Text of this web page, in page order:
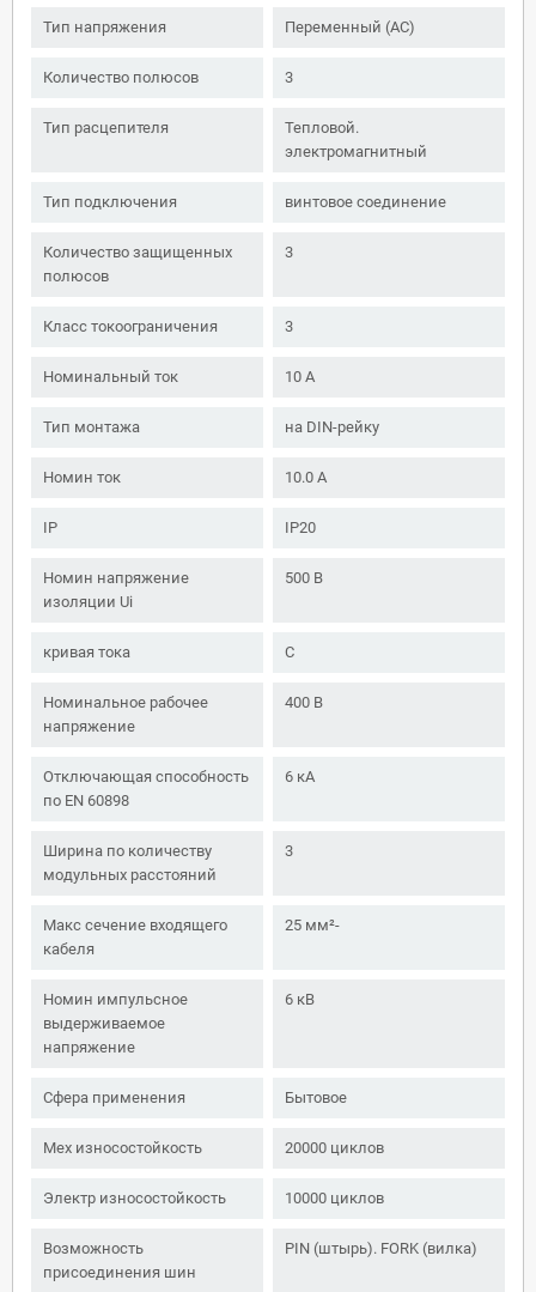
Тип напряжения Переменный (AC)
Количество полюсов 3
Тип расцепителя
Тепловой.
электромагнитный
Тип подключения винтовое соединение
Количество защищенных
полюсов
3
Класс токоограничения 3
Номинальный ток 10 А
Тип монтажа на DIN-рейку
Номин ток 10.0 А
IP IP20
Номин напряжение
изоляции Ui
500 В
кривая тока C
Номинальное рабочее
напряжение
400 В
Отключающая способность
по EN 60898
6 кА
Ширина по количеству
модульных расстояний
3
Макс сечение входящего
кабеля
25 мм²-
Номин импульсное
выдерживаемое
напряжение
6 кВ
Сфера применения Бытовое
Мех износостойкость 20000 циклов
Электр износостойкость 10000 циклов
Возможность
присоединения шин
PIN (штырь). FORK (вилка)